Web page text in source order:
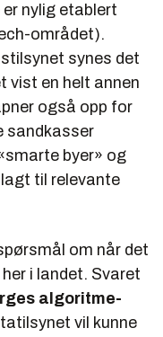
nylig etablert
området).
synes det
vist en helt annen
også opp for
sandkasser
byer» og
til relevante
om når det
i landet. Svaret
algoritme-
vil kunne